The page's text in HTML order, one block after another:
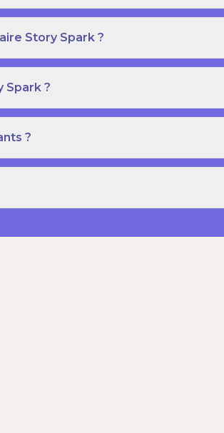
Story Spark ?
Spark ?
?